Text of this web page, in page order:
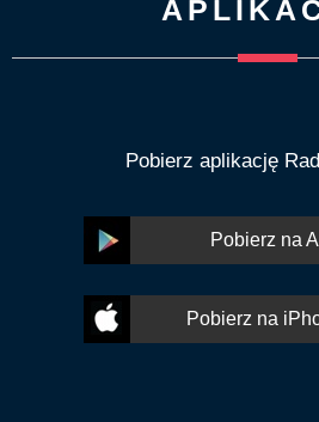
Pobierz aplikację
Pobierz na
Pobierz na